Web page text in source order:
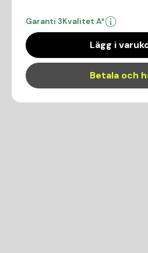
Garanti 3Kvalitet A*
Lägg i
Betala och